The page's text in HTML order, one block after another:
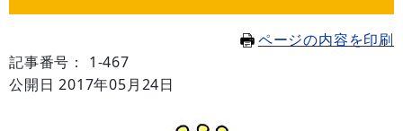
ページの内容を印刷
記事番号： 1-467
公開日 2017年05月24日